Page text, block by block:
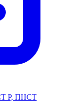
Р, ПНСТ